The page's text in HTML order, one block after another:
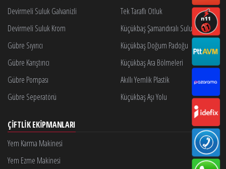
Devirmeli Suluk Galvanizli
Devirmeli Suluk Krom
Gübre Sıyırıcı
Gübre Karıştırıcı
Gübre Pompası
Gübre Seperatörü
Tek Taraflı Otluk
Küçükbaş Şamandıralı Suluk
Küçükbaş Doğum Padoğu
Küçükbaş Ara Bölmeleri
Akıllı Yemlik Plastik
Küçükbaş Aşı Yolu
ÇIFTLIK EKIPMANLARI
Yem Karma Makinesi
Yem Ezme Makinesi